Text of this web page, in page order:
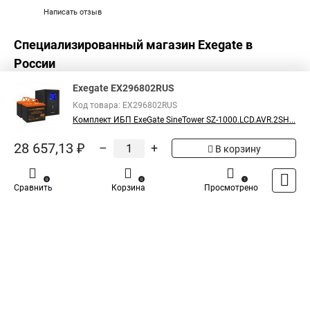
Написать отзыв
Специализированный магазин Exegate в
России
Exegate EX296802RUS
Код товара: EX296802RUS
Комплект ИБП ExeGate SineTower SZ-1000.LCD.AVR.2SH...
28 657,13 ₽ – + В корзину
Сравнить
0
Корзина
0
Просмотрено
1